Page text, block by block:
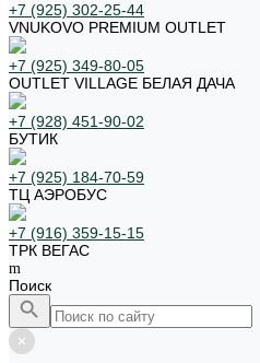
+7 (925) 302-25-44
VNUKOVO PREMIUM OUTLET
+7 (925) 349-80-05
OUTLET VILLAGE БЕЛАЯ ДАЧА
+7 (928) 451-90-02
БУТИК
+7 (925) 184-70-59
ТЦ АЭРОБУС
+7 (916) 359-15-15
ТРК ВЕГАС
Поиск